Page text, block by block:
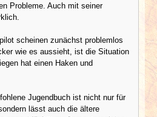
Probleme. Auch mit seiner
scheinen zunächst problemlos
wie es aussieht, ist die Situation
hat einen Haken und
Jugendbuch ist nicht nur für
lässt auch die ältere